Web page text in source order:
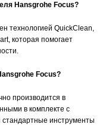
Hansgrohe Focus?
технологией QuickClean,
которая помогает
Focus?
производится в
в комплекте с
стандартные инструменты